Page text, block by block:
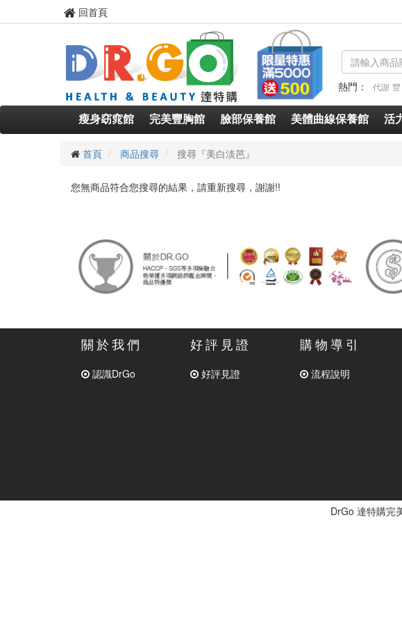
回首頁
熱門：
代謝 豐
瘦身窈窕館 完美豐胸館 臉部保養館 美體曲線保養館 活
首頁 商品搜尋 搜尋『美白淡芭』
您無商品符合您搜尋的結果，請重新搜尋，謝謝!!
關於我們
認識DrGo
好評見證
好評見證
購物導引
流程說明
DrGo 達特購完